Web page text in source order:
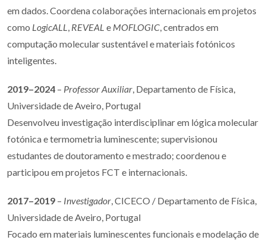
em dados. Coordena colaborações internacionais em projetos
como LogicALL REVEAL e MOFLOGIC , centrados em
computação molecular sustentável e materiais fotónicos
inteligentes.
2019–2024 – Professor Auxiliar , Departamento de Física,
Universidade de Aveiro, Portugal
Desenvolveu investigação interdisciplinar em lógica molecular
fotónica e termometria luminescente; supervisionou
estudantes de doutoramento e mestrado; coordenou e
participou em projetos FCT e internacionais.
2017–2019 – Investigador , CICECO / Departamento de Física,
Universidade de Aveiro, Portugal
Focado em materiais luminescentes funcionais e modelação de